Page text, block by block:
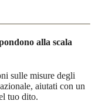
alla scala
sulle misure degli
aiutati con un
tuo dito.